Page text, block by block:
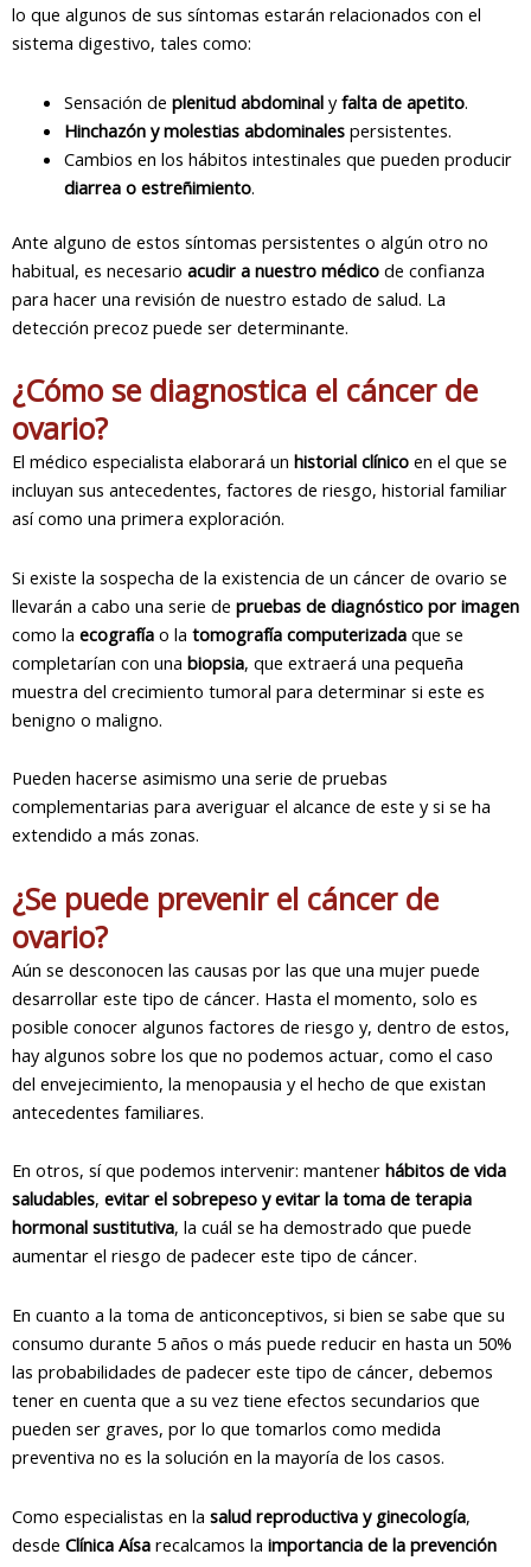
lo que algunos de sus síntomas estarán relacionados con el
sistema digestivo, tales como:
Sensación de plenitud abdominalyfalta de apetito.
Hinchazón y molestias abdominalespersistentes.
Cambios en los hábitos intestinales que pueden producir
diarrea o estreñimiento.
Ante alguno de estos síntomas persistentes o algún otro no
habitual, es necesario acudir a nuestro médico de confianza
para hacer una revisión de nuestro estado de salud. La
detección precoz puede ser determinante.
¿Cómo se diagnostica el cáncer de
ovario?
El médico especialista elaborará un historial clínico en el que se
incluyan sus antecedentes, factores de riesgo, historial familiar
así como una primera exploración.
Si existe la sospecha de la existencia de un cáncer de ovario se
llevarán a cabo una serie de pruebas de diagnóstico por imagen
como la ecografía o la tomografía computerizada que se
completarían con una biopsia, que extraerá una pequeña
muestra del crecimiento tumoral para determinar si este es
benigno o maligno.
Pueden hacerse asimismo una serie de pruebas
complementarias para averiguar el alcance de este y si se ha
extendido a más zonas.
¿Se puede prevenir el cáncer de
ovario?
Aún se desconocen las causas por las que una mujer puede
desarrollar este tipo de cáncer. Hasta el momento, solo es
posible conocer algunos factores de riesgo y, dentro de estos,
hay algunos sobre los que no podemos actuar, como el caso
del envejecimiento, la menopausia y el hecho de que existan
antecedentes familiares.
En otros, sí que podemos intervenir: mantener hábitos de vida
saludables, evitar el sobrepeso y evitar la toma de terapia
hormonal sustitutiva, la cuál se ha demostrado que puede
aumentar el riesgo de padecer este tipo de cáncer.
En cuanto a la toma de anticonceptivos, si bien se sabe que su
consumo durante 5 años o más puede reducir en hasta un 50%
las probabilidades de padecer este tipo de cáncer, debemos
tener en cuenta que a su vez tiene efectos secundarios que
pueden ser graves, por lo que tomarlos como medida
preventiva no es la solución en la mayoría de los casos.
Como especialistas en la salud reproductiva y ginecología,
desde Clínica Aísa recalcamos la importancia de la prevención